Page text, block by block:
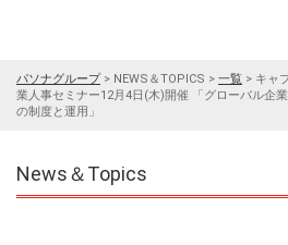
パソナグループ> NEWS＆TOPICS > 一覧 > キャ
業人事セミナー12月4日(木)開催 「グローバル企
の制度と運用」
News＆Topics